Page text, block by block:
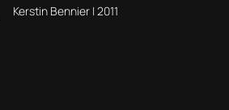
Kerstin Bennier | 2011